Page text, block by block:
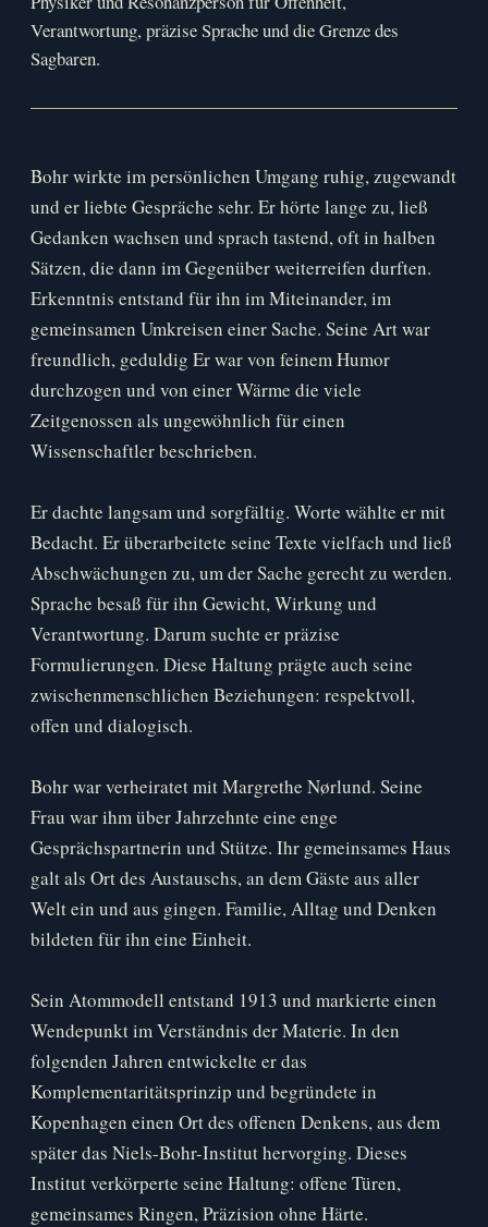
Verantwortung, präzise Sprache und die Grenze des
Sagbaren.
Bohr wirkte im persönlichen Umgang ruhig, zugewandt
und er liebte Gespräche sehr. Er hörte lange zu, ließ
Gedanken wachsen und sprach tastend, oft in halben
Sätzen, die dann im Gegenüber weiterreifen durften.
Erkenntnis entstand für ihn im Miteinander, im
gemeinsamen Umkreisen einer Sache. Seine Art war
freundlich, geduldig Er war von feinem Humor
durchzogen und von einer Wärme die viele
Zeitgenossen als ungewöhnlich für einen
Wissenschaftler beschrieben.
Er dachte langsam und sorgfältig. Worte wählte er mit
Bedacht. Er überarbeitete seine Texte vielfach und ließ
Abschwächungen zu, um der Sache gerecht zu werden.
Sprache besaß für ihn Gewicht, Wirkung und
Verantwortung. Darum suchte er präzise
Formulierungen. Diese Haltung prägte auch seine
zwischenmenschlichen Beziehungen: respektvoll,
offen und dialogisch.
Bohr war verheiratet mit Margrethe Nørlund. Seine
Frau war ihm über Jahrzehnte eine enge
Gesprächspartnerin und Stütze. Ihr gemeinsames Haus
galt als Ort des Austauschs, an dem Gäste aus aller
Welt ein und aus gingen. Familie, Alltag und Denken
bildeten für ihn eine Einheit.
Sein Atommodell entstand 1913 und markierte einen
Wendepunkt im Verständnis der Materie. In den
folgenden Jahren entwickelte er das
Komplementaritätsprinzip und begründete in
Kopenhagen einen Ort des offenen Denkens, aus dem
später das Niels-Bohr-Institut hervorging. Dieses
Institut verkörperte seine Haltung: offene Türen,
gemeinsames Ringen, Präzision ohne Härte.